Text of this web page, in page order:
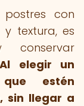
con
textura, es
conservar
Al elegir un
estén
sin llegar a